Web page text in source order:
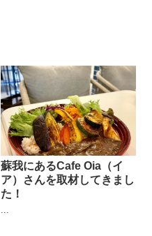
蘇我にあるCafe Oia（イ
ア）さんを取材してきまし
た！
...